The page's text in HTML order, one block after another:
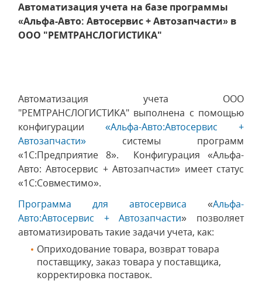
Автоматизация учета на базе программы
«Альфа-Авто: Автосервис + Автозапчасти» в
ООО "РЕМТРАНСЛОГИСТИКА"
Автоматизация учета ООО
"РЕМТРАНСЛОГИСТИКА" выполнена с помощью
конфигурации «Альфа-Авто:Автосервис +
Автозапчасти» системы программ
«1С:Предприятие 8». Конфигурация «Альфа-
Авто: Автосервис + Автозапчасти» имеет статус
«1С:Совместимо».
Программа для автосервиса «Альфа-
Авто:Автосервис + Автозапчасти» позволяет
автоматизировать такие задачи учета, как:
Оприходование товара, возврат товара
поставщику, заказ товара у поставщика,
корректировка поставок.